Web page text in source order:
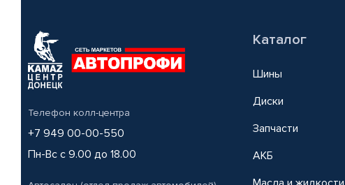
Телефон колл-центра
+7 949 00-00-550
Пн-Вс с 9.00 до 18.00
Каталог
Шины
Диски
Запчасти
АКБ